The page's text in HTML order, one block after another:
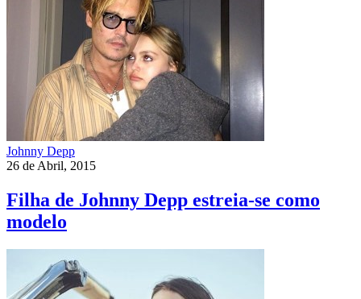
Johnny Depp
26 de Abril, 2015
Filha de Johnny Depp estreia-se como
modelo